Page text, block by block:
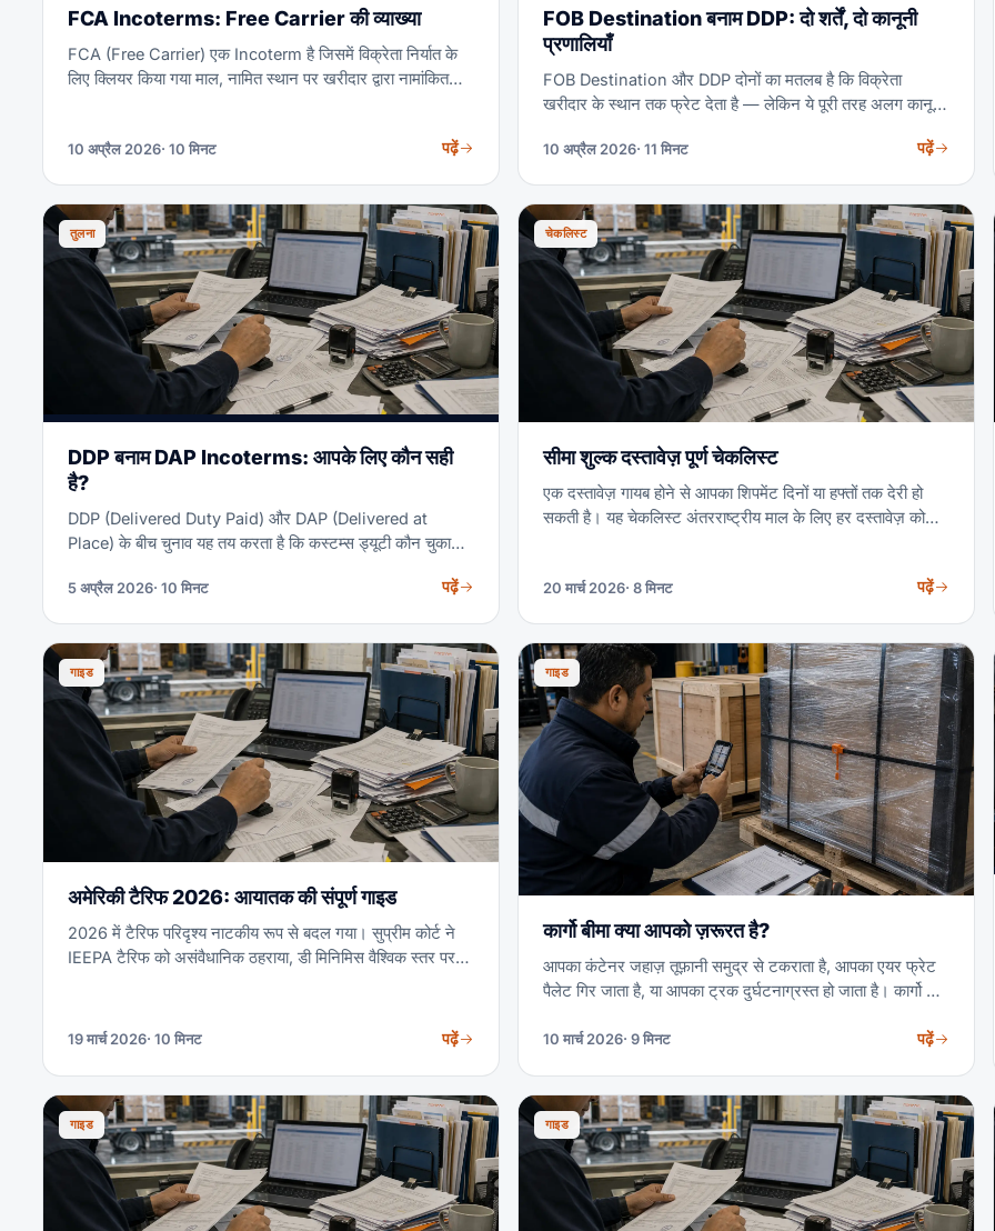
FCA Incoterms: Free Carrier की व्याख्या
FCA (Free Carrier) एक Incoterm है जिसमें विक्रेता निर्यात के
लिए क्लियर किया गया माल, नामित स्थान पर खरीदार द्वारा नामांकित
खरीदारों को फ्रेट पर अधिकतम नियंत्रण देता है। यह गाइड दायित्व,
करती है।
10 अप्रैल 2026· 10 मिनट पढ़ें
FOB Destination बनाम DDP: दो शर्तें, दो कानूनी
प्रणालियाँ
FOB Destination और DDP दोनों का मतलब है कि विक्रेता
खरीदार के स्थान तक फ्रेट देता है — लेकिन ये पूरी तरह अलग कानूनी
जिस पर Uniform Commercial Code (UCC Article 2) लागू
नियमों की एक अंतरराष्ट्रीय व्यापार शर्त है। अनुबंध में गलत शर्त का
उपयोग बीमा कवरेज में कमी, शुल्क दायित्व में अस्पष्टता और ऐसे कानूनी
विवाद पैदा कर सकता है जिनकी किसी पक्ष ने कल्पना नहीं की थी।
10 अप्रैल 2026· 11 मिनट पढ़ें
तुलना
DDP बनाम DAP Incoterms: आपके लिए कौन सही
है?
DDP (Delivered Duty Paid) और DAP (Delivered at
Place) के बीच चुनाव यह तय करता है कि कस्टम्स ड्यूटी कौन चुकाता
है। यह निर्णय गलत होने पर अप्रत्याशित शुल्क, कस्टम्स देरी या
उदाहरणों के साथ वास्तविक अंतर समझाती है, ताकि आप हर शिपमेंट के
लिए सही Incoterm चुन सकें।
5 अप्रैल 2026· 10 मिनट पढ़ें
चेकलिस्ट
सीमा शुल्क दस्तावेज़ पूर्ण चेकलिस्ट
एक दस्तावेज़ गायब होने से आपका शिपमेंट दिनों या हफ्तों तक देरी हो
सकती है। यह चेकलिस्ट अंतरराष्ट्रीय माल के लिए हर दस्तावेज़ को
20 मार्च 2026· 8 मिनट पढ़ें
गाइड
अमेरिकी टैरिफ 2026: आयातक की संपूर्ण गाइड
2026 में टैरिफ परिदृश्य नाटकीय रूप से बदल गया। सुप्रीम कोर्ट ने
IEEPA टैरिफ को असंवैधानिक ठहराया, डी मिनिमिस वैश्विक स्तर पर
19 मार्च 2026· 10 मिनट पढ़ें
गाइड
कार्गो बीमा क्या आपको ज़रूरत है?
आपका कंटेनर जहाज़ तूफ़ानी समुद्र से टकराता है, आपका एयर फ्रेट
पैलेट गिर जाता है, या आपका ट्रक दुर्घटनाग्रस्त हो जाता है। कार्गो बीमा
करती है। सही निर्णय लेने के लिए आपको जो कुछ जानना ज़रूरी है वह
10 मार्च 2026· 9 मिनट पढ़ें
गाइड गाइड